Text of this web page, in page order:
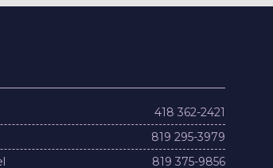
418 362-2421
819 295-3979
819 375-9856